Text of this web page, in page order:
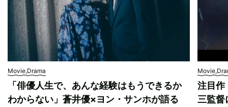
Movie,Drama
「俳優人生で、あんな経験はもうできるか
わからない」蒼井優×ヨン・サンホが語る
注目作
三監督